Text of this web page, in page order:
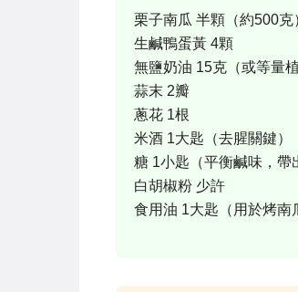
栗子南瓜 半顆（約500克
生鹹鴨蛋黃 4顆
無鹽奶油 15克（或等量植
蒜末 2瓣
蔥花 1根
米酒 1大匙（去腥關鍵）
糖 1小匙（平衡鹹味，帶
白胡椒粉 少許
食用油 1大匙（用於烤南